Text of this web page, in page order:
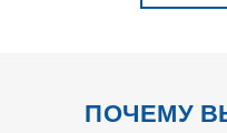
ПОЧЕМУ